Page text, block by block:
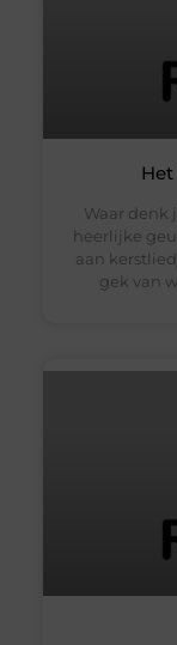
Waar denk
heerlijke
aan
gek van